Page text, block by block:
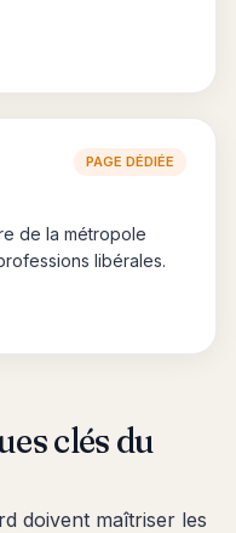
PAGE DÉDIÉE
de la métropole
libérales.
clés du
doivent maîtriser les